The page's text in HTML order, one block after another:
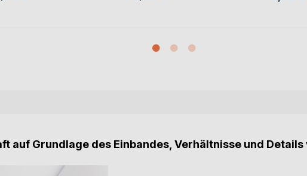
auf Grundlage des Einbandes, Verhältnisse und